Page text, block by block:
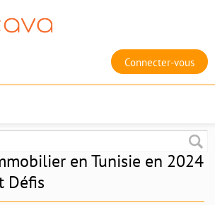
Connecter-vous
en Tunisie en 2024
Défis